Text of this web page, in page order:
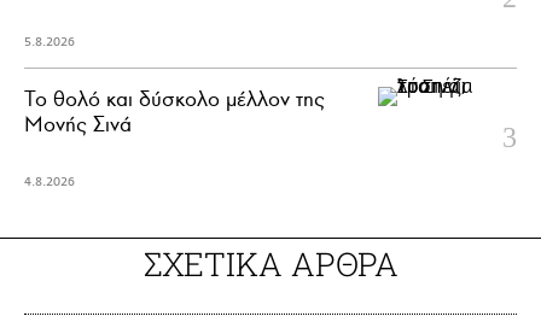
5.8.2026
Το θολό και δύσκολο μέλλον της
Μονής Σινά
4.8.2026
ΣΧΕΤΙΚΑ ΑΡΘΡΑ